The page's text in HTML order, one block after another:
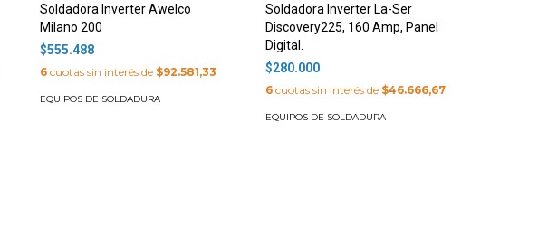
Soldadora Inverter Awelco
Milano 200
$555.488
6 cuotas sin interés de $92.581,33
EQUIPOS DE SOLDADURA
Soldadora Inverter La-Ser
Discovery225, 160 Amp, Panel
Digital.
$280.000
6 cuotas sin interés de $46.666,67
EQUIPOS DE SOLDADURA